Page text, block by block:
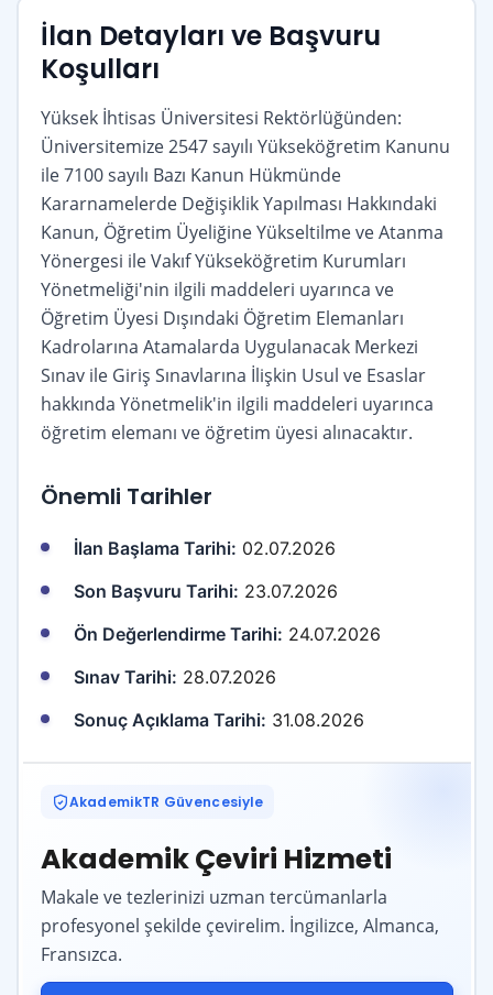
İlan Detayları ve Başvuru
Koşulları
Yüksek İhtisas Üniversitesi Rektörlüğünden:
Üniversitemize 2547 sayılı Yükseköğretim Kanunu
ile 7100 sayılı Bazı Kanun Hükmünde
Kararnamelerde Değişiklik Yapılması Hakkındaki
Kanun, Öğretim Üyeliğine Yükseltilme ve Atanma
Yönergesi ile Vakıf Yükseköğretim Kurumları
Yönetmeliği'nin ilgili maddeleri uyarınca ve
Öğretim Üyesi Dışındaki Öğretim Elemanları
Kadrolarına Atamalarda Uygulanacak Merkezi
Sınav ile Giriş Sınavlarına İlişkin Usul ve Esaslar
hakkında Yönetmelik'in ilgili maddeleri uyarınca
öğretim elemanı ve öğretim üyesi alınacaktır.
Önemli Tarihler
İlan Başlama Tarihi: 02.07.2026
Son Başvuru Tarihi: 23.07.2026
Ön Değerlendirme Tarihi: 24.07.2026
Sınav Tarihi: 28.07.2026
Sonuç Açıklama Tarihi: 31.08.2026
AkademikTR Güvencesiyle
Akademik Çeviri Hizmeti
Makale ve tezlerinizi uzman tercümanlarla
profesyonel şekilde çevirelim. İngilizce, Almanca,
Fransızca.